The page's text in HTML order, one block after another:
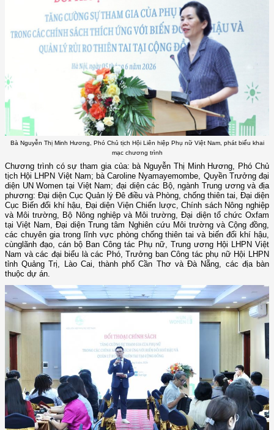
Bà Nguyễn Thị Minh Hương, Phó Chủ tịch Hội Liên hiệp Phụ nữ Việt Nam, phát biểu khai
mạc chương trình
Chương trình có sự tham gia của: bà Nguyễn Thị Minh Hương, Phó Chủ
tịch Hội LHPN Việt Nam; bà Caroline Nyamayemombe, Quyền Trưởng đại
diện UN Women tại Việt Nam; đại diện các Bộ, ngành Trung ương và địa
phương: Đại diện Cục Quản lý Đê điều và Phòng, chống thiên tai, Đại diện
Cục Biến đổi khí hậu, Đại diện Viện Chiến lược, Chính sách Nông nghiệp
và Môi trường, Bộ Nông nghiệp và Môi trường, Đại diện tổ chức Oxfam
tại Việt Nam, Đại diện Trung tâm Nghiên cứu Môi trường và Cộng đồng,
các chuyên gia trong lĩnh vực phòng chống thiên tai và biến đổi khí hậu,
cùng lãnh đạo, cán bộ Ban Công tác Phụ nữ, Trung ương Hội LHPN Việt
Nam vàcác đại biểu là các Phó, Trưởng ban Công tác phụ nữ Hội LHPN
tỉnh Quảng Trị, Lào Cai, thành phố Cần Thơ và Đà Nẵng, các địa bàn
thuộc dự án.